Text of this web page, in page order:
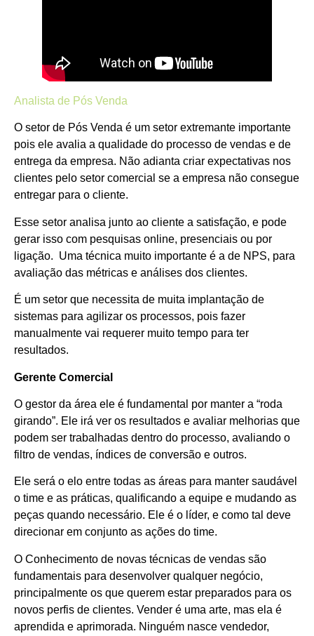
Analista de Pós Venda
O setor de Pós Venda é um setor extremante importante
pois ele avalia a qualidade do processo de vendas e de
entrega da empresa. Não adianta criar expectativas nos
clientes pelo setor comercial se a empresa não consegue
entregar para o cliente.
Esse setor analisa junto ao cliente a satisfação, e pode
gerar isso com pesquisas online, presenciais ou por
ligação. Uma técnica muito importante é a de NPS, para
avaliação das métricas e análises dos clientes.
É um setor que necessita de muita implantação de
sistemas para agilizar os processos, pois fazer
manualmente vai requerer muito tempo para ter
resultados.
Gerente Comercial
O gestor da área ele é fundamental por manter a “roda
girando”. Ele irá ver os resultados e avaliar melhorias que
podem ser trabalhadas dentro do processo, avaliando o
filtro de vendas, índices de conversão e outros.
Ele será o elo entre todas as áreas para manter saudável
o time e as práticas, qualificando a equipe e mudando as
peças quando necessário. Ele é o líder, e como tal deve
direcionar em conjunto as ações do time.
O Conhecimento de novas técnicas de vendas são
fundamentais para desenvolver qualquer negócio,
principalmente os que querem estar preparados para os
novos perfis de clientes. Vender é uma arte, mas ela é
aprendida e aprimorada. Ninguém nasce vendedor,